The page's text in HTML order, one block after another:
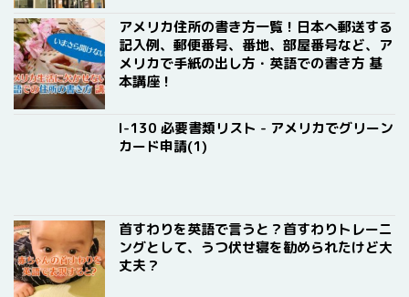
アメリカ住所の書き方一覧！日本へ郵送する
記入例、郵便番号、番地、部屋番号など、ア
メリカで手紙の出し方・英語での書き方 基
本講座！
I-130 必要書類リスト - アメリカでグリーン
カード申請(1)
首すわりを英語で言うと？首すわりトレーニ
ングとして、うつ伏せ寝を勧められたけど大
丈夫？